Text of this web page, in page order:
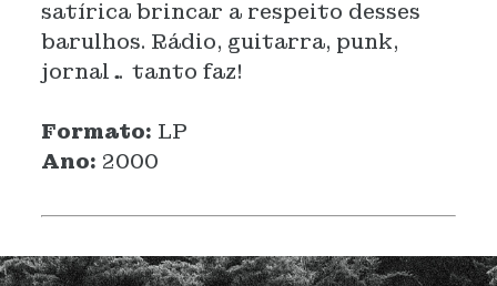
satírica brincar a respeito desses
barulhos. Rádio, guitarra, punk,
jornal… tanto faz!
Formato: LP
Ano: 2000